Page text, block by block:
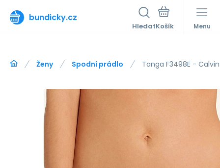
bundicky.cz
Hledat Menu
Ženy Spodní prádlo Tanga F3498E -